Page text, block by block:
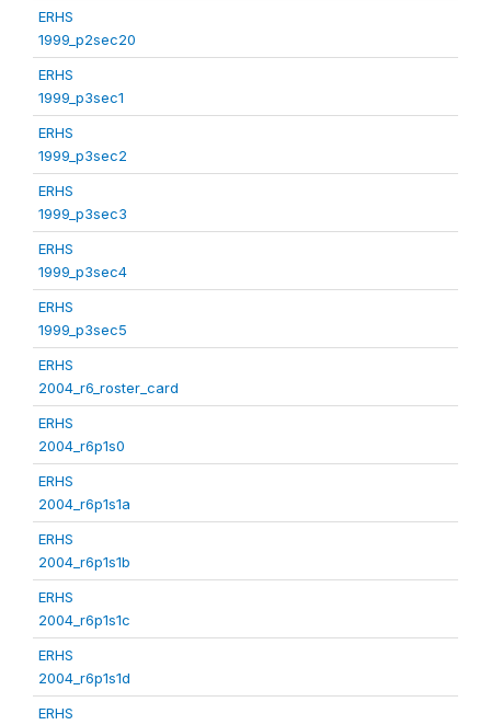
ERHS
1999_p2sec20
ERHS
1999_p3sec1
ERHS
1999_p3sec2
ERHS
1999_p3sec3
ERHS
1999_p3sec4
ERHS
1999_p3sec5
ERHS
2004_r6_roster_card
ERHS
2004_r6p1s0
ERHS
2004_r6p1s1a
ERHS
2004_r6p1s1b
ERHS
2004_r6p1s1c
ERHS
2004_r6p1s1d
ERHS